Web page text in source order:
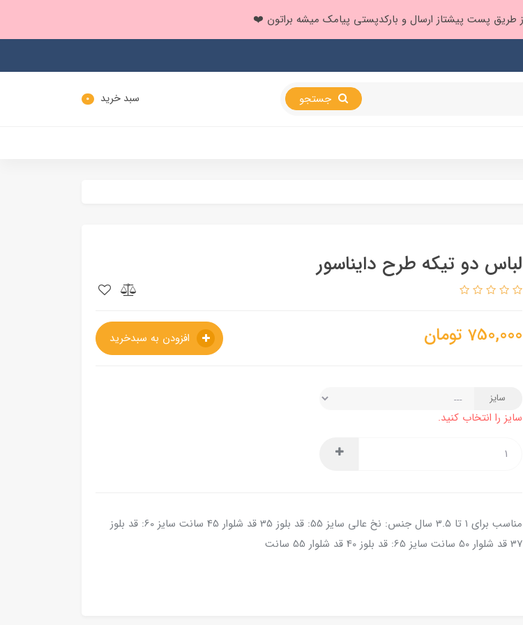
سبد خرید 0
لباس دو تیکه طرح دایناسور
750,000 تومان
سایز
سایز را انتخاب کنید.
مناسب برای ۱ تا ۳.۵ سال جنس: نخ عالی سایز 55: قد بلوز 35 قد شلوار 45 سانت سایز 60: قد بلوز
37 قد شلوار 50 سانت سایز 65: قد بلوز 40 قد شلوار 55 سانت